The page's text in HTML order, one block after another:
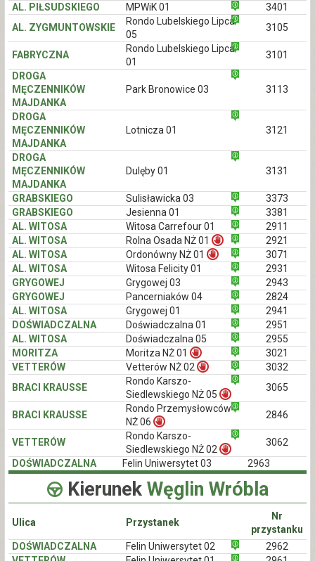
AL. PIŁSUDSKIEGO
MPWiK 01
3401
AL. ZYGMUNTOWSKIE
Rondo Lubelskiego Lipca
05
3105
FABRYCZNA
Rondo Lubelskiego Lipca
01
3101
DROGA
MĘCZENNIKÓW
MAJDANKA
Park Bronowice 03 3113
DROGA
MĘCZENNIKÓW
MAJDANKA
Lotnicza 01 3121
DROGA
MĘCZENNIKÓW
MAJDANKA
Dulęby 01 3131
GRABSKIEGO Sulisławicka 03
3373
GRABSKIEGO
Jesienna 01
3381
AL. WITOSA
Witosa Carrefour 01
2911
AL. WITOSA
Rolna Osada NŻ 01
2921
AL. WITOSA
Ordonówny NŻ 01
3071
AL. WITOSA
Witosa Felicity 01
2931
GRYGOWEJ
Grygowej 03
2943
GRYGOWEJ
Pancerniaków 04
2824
AL. WITOSA
Grygowej 01
2941
DOŚWIADCZALNA
Doświadczalna 01
2951
AL. WITOSA
Doświadczalna 05
2955
MORITZA
Moritza NŻ 01
3021
VETTERÓW
Vetterów NŻ 02
3032
BRACI KRAUSSE
Rondo Karszo-
Siedlewskiego NŻ 05
3065
BRACI KRAUSSE
Rondo Przemysłowców
NŻ 06
2846
VETTERÓW
Rondo Karszo-
Siedlewskiego NŻ 02
3062
DOŚWIADCZALNA
Felin Uniwersytet 03 2963
Kierunek Węglin Wróbla
Ulica Przystanek
Nr
przystanku
DOŚWIADCZALNA
Felin Uniwersytet 02
2962